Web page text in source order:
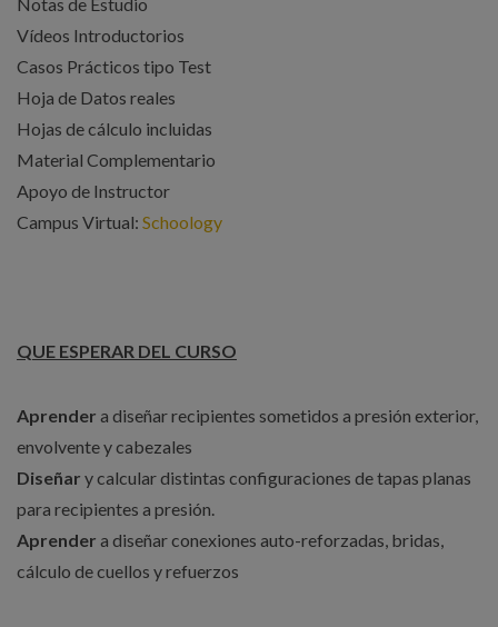
Vídeos Introductorios
Casos Prácticos tipo Test
Hoja de Datos reales
Hojas de cálculo incluidas
Material Complementario
Apoyo de Instructor
Campus Virtual: Schoology
QUE ESPERAR DEL CURSO
Aprender a diseñar recipientes sometidos a presión exterior,
envolvente y cabezales
Diseñar y calcular distintas configuraciones de tapas planas
para recipientes a presión.
Aprender a diseñar conexiones auto-reforzadas, bridas,
cálculo de cuellos y refuerzos